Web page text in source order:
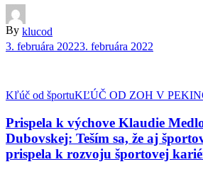
By klucod
3. februára 20223. februára 2022
Kľúč od športuKĽÚČ OD ZOH V
Prispela k výchove Klaudie
Dubovskej: Teším sa, že aj
prispela k rozvoju športovej